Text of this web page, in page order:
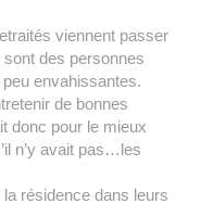
viennent passer
des personnes
envahissantes.
de bonnes
donc pour le mieux
n’y avait pas…les
résidence dans leurs